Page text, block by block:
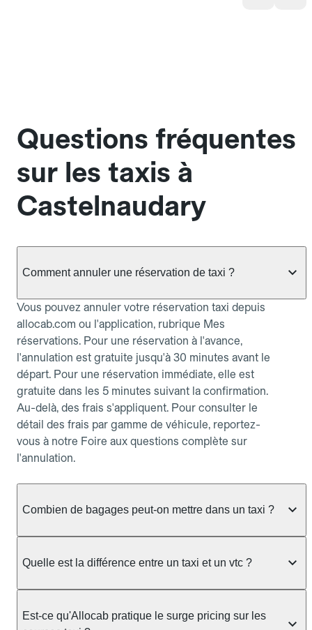
Questions fréquentes
sur les taxis à
Castelnaudary
Comment annuler une réservation de taxi ?
Vous pouvez annuler votre réservation taxi depuis
allocab.com ou l'application, rubrique Mes
réservations. Pour une réservation à l'avance,
l'annulation est gratuite jusqu'à 30 minutes avant le
départ. Pour une réservation immédiate, elle est
gratuite dans les 5 minutes suivant la confirmation.
Au-delà, des frais s'appliquent. Pour consulter le
détail des frais par gamme de véhicule, reportez-
vous à notre Foire aux questions complète sur
l'annulation.
Combien de bagages peut-on mettre dans un taxi ?
taxi berline accueille en général jusqu'à 3 bagages
ou nombreux, précisez-le dans le champ "Message
au chauffeur" lors de la réservation. Le prix n'est
Quelle est la différence entre un taxi et un vtc ?
prendre en charge directement dans la rue, à une
Est-ce qu'Allocab pratique le surge pricing sur les